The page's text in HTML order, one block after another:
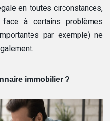
en toutes circonstances,
à certains problèmes
par exemple) ne
immobilier ?